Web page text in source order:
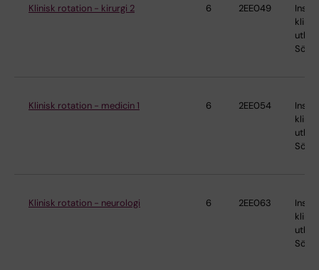
Klinisk rotation - kirurgi 2 6 2EE049
Klinisk rotation - medicin 1 6 2EE054
Klinisk rotation - neurologi 6 2EE063